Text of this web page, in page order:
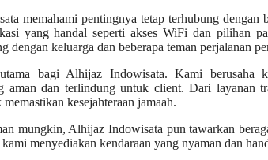
memahami pentingnya tetap terhubung
yang handal seperti akses WiFi dan pilihan
dengan keluarga dan beberapa teman perjalanan
bagi Alhijaz Indowisata. Kami berusaha
aman dan terlindung untuk client. Dari layanan
kesejahteraan jamaah.
mungkin, Alhijaz Indowisata pun tawarkan
menyediakan kendaraan yang nyaman dan